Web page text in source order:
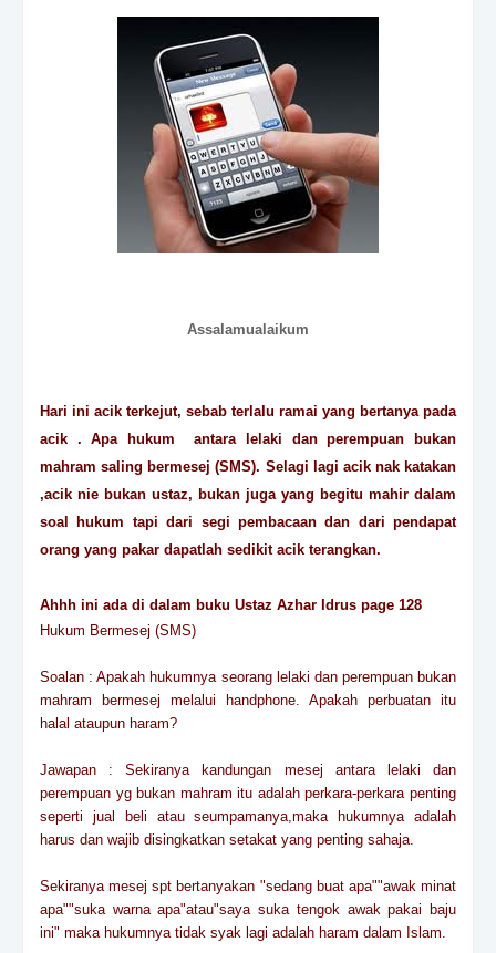
Assalamualaikum
Hari ini acik terkejut, sebab terlalu ramai yang bertanya pada
acik . Apa hukum antara lelaki dan perempuan bukan
mahram saling bermesej (SMS). Selagi lagi acik nak katakan
,acik nie bukan ustaz, bukan juga yang begitu mahir dalam
soal hukum tapi dari segi pembacaan dan dari pendapat
orang yang pakar dapatlah sedikit acik terangkan.
Ahhh ini ada di dalam buku Ustaz Azhar Idrus page 128
Hukum Bermesej (SMS)
Soalan : Apakah hukumnya seorang lelaki dan perempuan bukan
mahram bermesej melalui handphone. Apakah perbuatan itu
halal ataupun haram?
Jawapan : Sekiranya kandungan mesej antara lelaki dan
perempuan yg bukan mahram itu adalah perkara-perkara penting
seperti jual beli atau seumpamanya,maka hukumnya adalah
harus dan wajib disingkatkan setakat yang penting sahaja.
Sekiranya mesej spt bertanyakan "sedang buat apa""awak minat
apa""suka warna apa"atau"saya suka tengok awak pakai baju
ini" maka hukumnya tidak syak lagi adalah haram dalam Islam.